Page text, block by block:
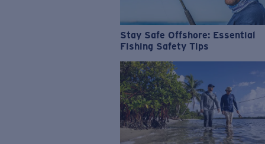
Stay Safe Offshore: Essential
Fishing Safety Tips